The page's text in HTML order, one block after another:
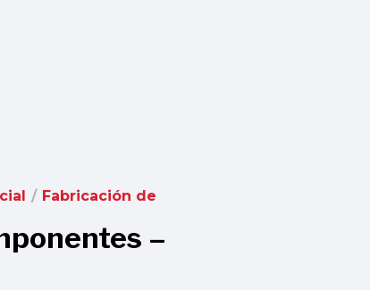
/ Fabricación de
–